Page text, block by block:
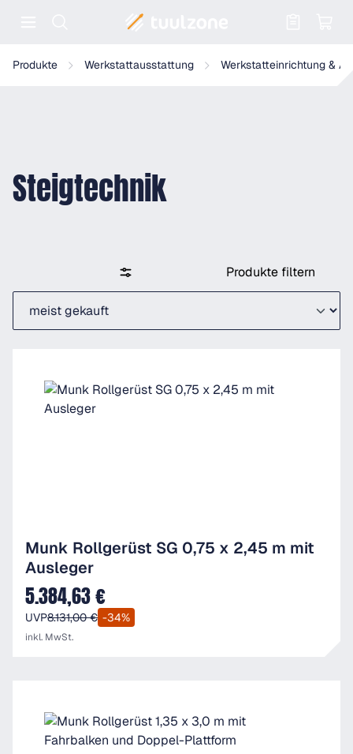
Produkte Werkstattausstattung Werkstatteinrichtung &
Steigtechnik
Produkte filtern
Munk Rollgerüst SG 0,75 x 2,45 m mit
Ausleger
Verkaufspreis:
5.384,63 €
UVP8.131,00 € -34%
inkl. MwSt.